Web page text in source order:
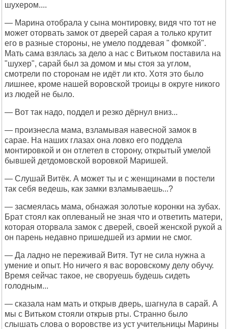
шухером....
— Марина отобрала у сына монтировку, видя что тот не
может оторвать замок от дверей сарая а только крутит
его в разные стороны, не умело поддевая " фомкой".
Мать сама взялась за дело а нас с Витьком поставила на
"шухер", сарай был за домом и мы стоя за углом,
смотрели по сторонам не идёт ли кто. Хотя это было
лишнее, кроме нашей воровской троицы в округе никого
из людей не было.
— Вот так надо, поддел и резко дёрнул вниз...
— произнесла мама, взламывая навесной замок в
сарае. На наших глазах она ловко его поддела
монтировкой и он отлетел в сторону, открытый умелой
бывшей детдомовской воровкой Маришей.
— Слушай Витёк. А может ты и с женщинами в постели
так себя ведешь, как замки взламываешь...?
— засмеялась мама, обнажая золотые коронки на зубах.
Брат стоял как оплеваный не зная что и ответить матери,
которая оторвала замок с дверей, своей женской рукой а
он парень недавно пришедшей из армии не смог.
— Да ладно не переживай Витя. Тут не сила нужна а
умение и опыт. Но ничего я вас воровскому делу обучу.
Время сейчас такое, не своруешь будешь сидеть
голодным...
— сказала нам мать и открыв дверь, шагнула в сарай. А
мы с Витьком стояли открыв рты. Странно было
слышать слова о воровстве из уст учительницы Марины